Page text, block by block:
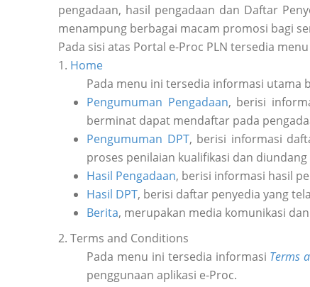
pengadaan, hasil pengadaan dan Daftar
menampung berbagai macam promosi bagi
Pada sisi atas Portal e-Proc PLN tersedia
1. Home
Pada menu ini tersedia informasi utama
Pengumuman Pengadaan, berisi
berminat dapat mendaftar pada
Pengumuman DPT, berisi informasi
proses penilaian kualifikasi dan
Hasil Pengadaan, berisi informasi hasil
Hasil DPT, berisi daftar penyedia yang
Berita, merupakan media komunikasi
2. Terms and Conditions
Pada menu ini tersedia informasi Terms
penggunaan aplikasi e-Proc.